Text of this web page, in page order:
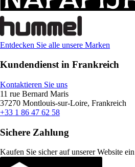
Entdecken Sie alle unsere Marken
Kundendienst in Frankreich
Kontaktieren Sie uns
11 rue Bernard Maris
37270 Montlouis-sur-Loire, Frankreich
+33 1 86 47 62 58
Sichere Zahlung
Kaufen Sie sicher auf unserer Website ein